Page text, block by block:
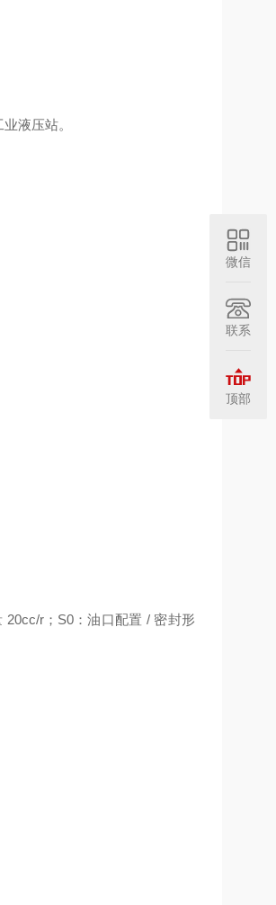
液压站。
r；S0：油口配置 / 密封形
微信
联系
顶部